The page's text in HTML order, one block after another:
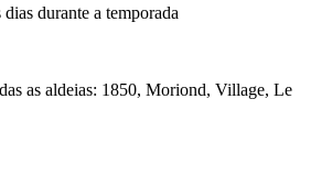
durante a temporada
as aldeias: 1850, Moriond, Village, Le